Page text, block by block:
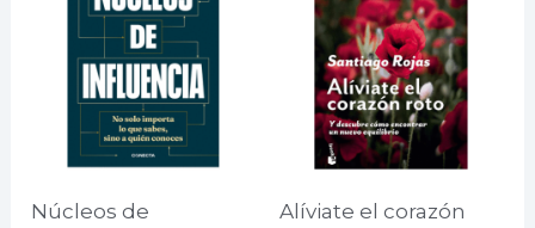
Núcleos de
Alíviate el corazón